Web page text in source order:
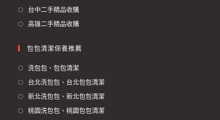
台中二手精品收購
高雄二手精品收購
包包清潔保養推薦
洗包包、包包清潔
台北洗包包、台北包包清潔
新北洗包包、新北包包清潔
桃園洗包包、桃園包包清潔